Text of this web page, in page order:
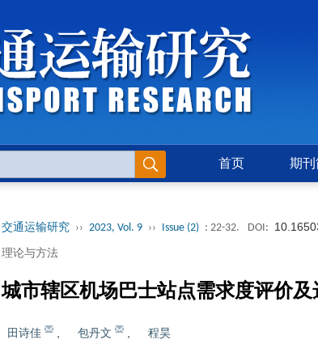
首页 期刊
交通运输研究 ›› 2023, Vol. 9 ›› Issue (2) : 22-32. DOI:
理论与方法
城市辖区机场巴士站点需求度评价及
田诗佳 包丹文 程昊